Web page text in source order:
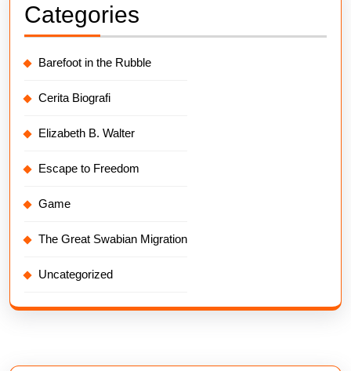
Categories
Barefoot in the Rubble
Cerita Biografi
Elizabeth B. Walter
Escape to Freedom
Game
The Great Swabian Migration
Uncategorized